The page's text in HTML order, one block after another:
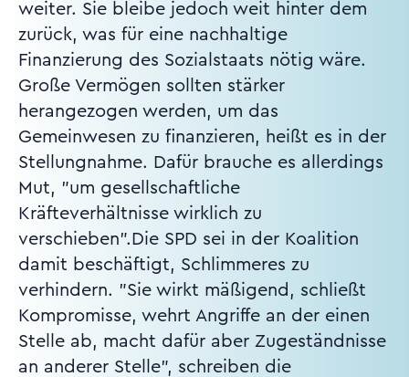
weiter. Sie bleibe jedoch weit hinter dem
zurück, was für eine nachhaltige
Finanzierung des Sozialstaats nötig wäre.
Große Vermögen sollten stärker
herangezogen werden, um das
Gemeinwesen zu finanzieren, heißt es in der
Stellungnahme. Dafür brauche es allerdings
Mut, "um gesellschaftliche
Kräfteverhältnisse wirklich zu
verschieben".Die SPD sei in der Koalition
damit beschäftigt, Schlimmeres zu
verhindern. "Sie wirkt mäßigend, schließt
Kompromisse, wehrt Angriffe an der einen
Stelle ab, macht dafür aber Zugeständnisse
an anderer Stelle", schreiben die